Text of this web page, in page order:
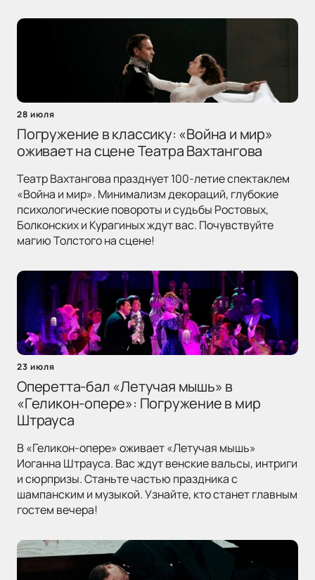
28 июля
Погружение в классику: «Война и мир»
оживает на сцене Театра Вахтангова
Театр Вахтангова празднует 100-летие спектаклем
«Война и мир». Минимализм декораций, глубокие
психологические повороты и судьбы Ростовых,
Болконских и Курагиных ждут вас. Почувствуйте
магию Толстого на сцене!
23 июля
Оперетта-бал «Летучая мышь» в
«Геликон-опере»: Погружение в мир
Штрауса
В «Геликон-опере» оживает «Летучая мышь»
Иоганна Штрауса. Вас ждут венские вальсы, интриги
и сюрпризы. Станьте частью праздника с
шампанским и музыкой. Узнайте, кто станет главным
гостем вечера!